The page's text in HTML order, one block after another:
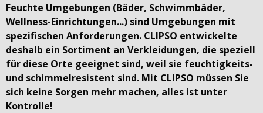
Feuchte Umgebungen (Bäder, Schwimmbäder,
Wellness-Einrichtungen...) sind Umgebungen mit
spezifischen Anforderungen. CLIPSO entwickelte
deshalb ein Sortiment an Verkleidungen, die speziell
für diese Orte geeignet sind, weil sie feuchtigkeits-
und schimmelresistent sind. Mit CLIPSO müssen Sie
sich keine Sorgen mehr machen, alles ist unter
Kontrolle!